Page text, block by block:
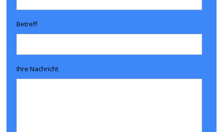
Betreff
Ihre Nachricht